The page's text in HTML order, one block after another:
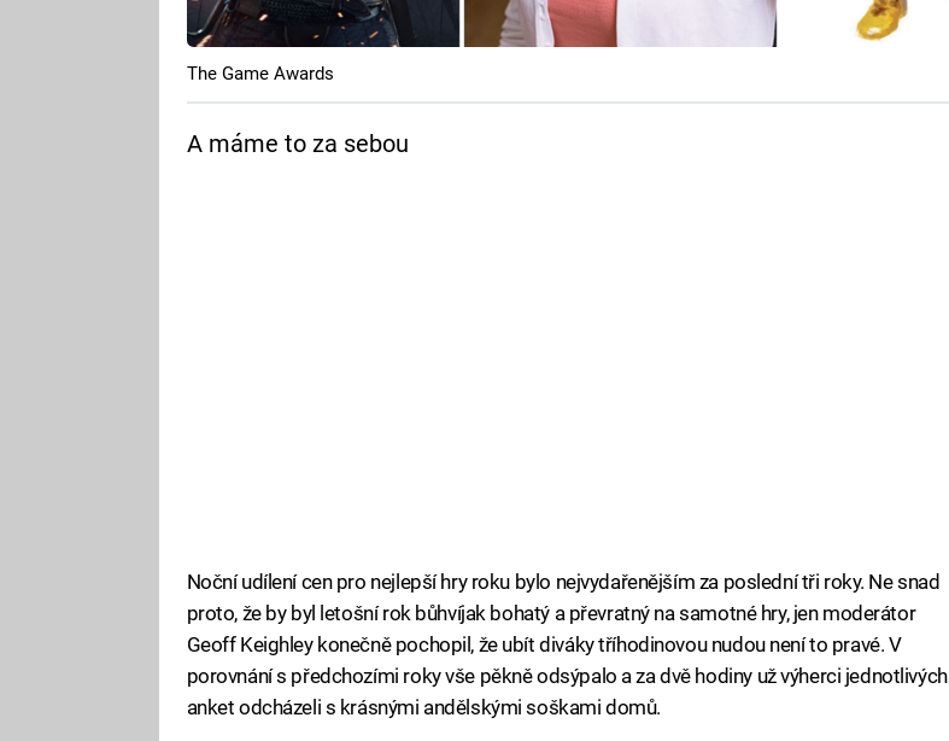
The Game Awards
A máme to za sebou
Noční udílení cen pro nejlepší hry roku bylo nejvydařenějším za poslední tři roky. Ne snad
proto, že by byl letošní rok bůhvíjak bohatý a převratný na samotné hry, jen moderátor
Geoff Keighley konečně pochopil, že ubít diváky tříhodinovou nudou není to pravé. V
porovnání s předchozími roky vše pěkně odsýpalo a za dvě hodiny už výherci jednotlivých
anket odcházeli s krásnými andělskými soškami domů.